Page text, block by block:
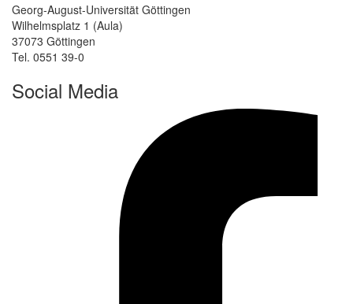
Georg-August-Universität Göttingen
Wilhelmsplatz 1 (Aula)
37073 Göttingen
Tel. 0551 39-0
Social Media